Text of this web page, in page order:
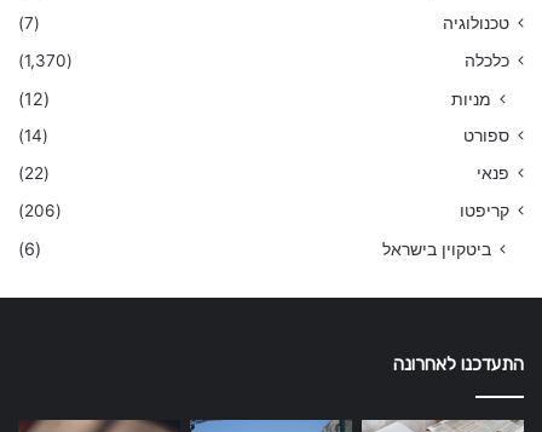
טכנולוגיה
(7)
כלכלה
(1,370)
מניות (12)
ספורט
(14)
פנאי
(22)
קריפטו
(206)
ביטקוין בישראל (6)
התעדכנו לאחרונה